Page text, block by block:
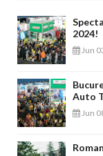
2024!
Jun
Auto
Jun